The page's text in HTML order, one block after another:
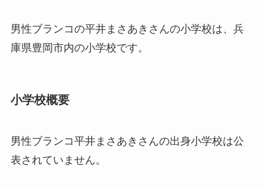
男性ブランコの平井まさあきさんの小学校は、兵
庫県豊岡市内の小学校です。
小学校概要
男性ブランコ平井まさあきさんの出身小学校は公
表されていません。